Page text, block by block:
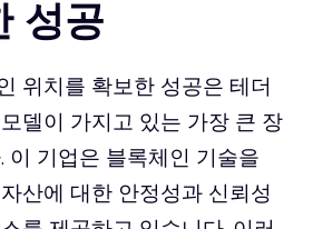
성공
위치를 확보한 성공은 테더
델이 가지고 있는 가장 큰 장
이 기업은 블록체인 기술을
산에 대한 안정성과 신뢰성